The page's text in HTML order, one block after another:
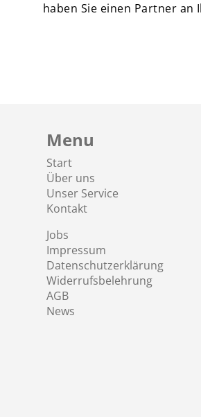
haben Sie einen Partner an
Menu
Start
Über uns
Unser Service
Kontakt
Jobs
Impressum
Datenschutzerklärung
Widerrufsbelehrung
AGB
News